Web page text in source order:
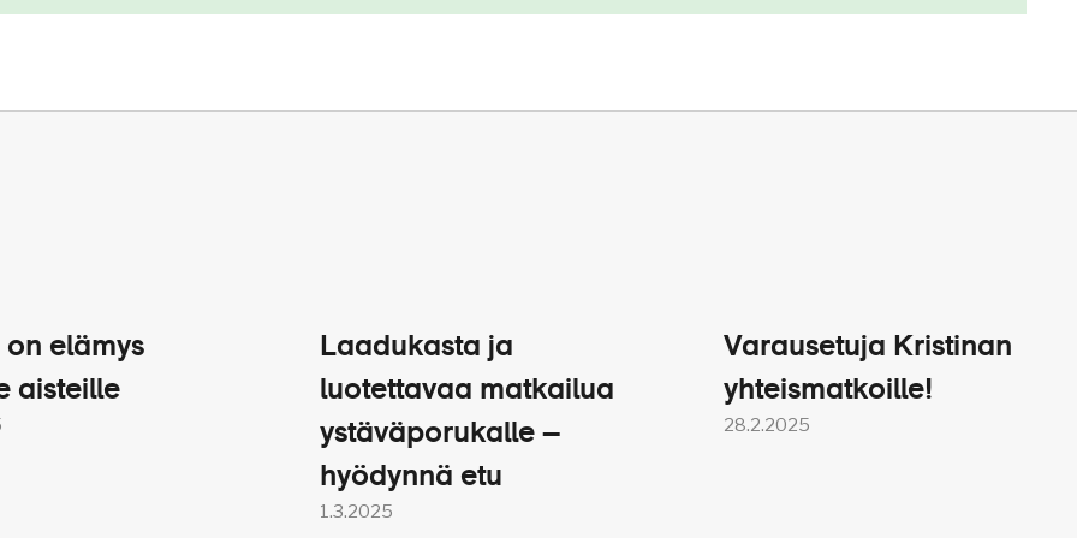
on elämys
aisteille
Laadukasta ja
luotettavaa matkailua
ystäväporukalle –
hyödynnä etu
1.3.2025
Varausetuja Kristinan
yhteismatkoille!
28.2.2025